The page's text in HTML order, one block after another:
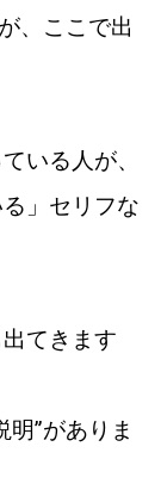
、ここで出
いる人が、
」セリフな
てきます
”がありま